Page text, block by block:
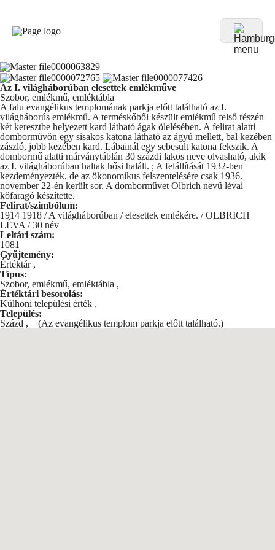
Az I. világháborúban elesettek emlékműve
Szobor, emlékmű, emléktábla
A falu evangélikus templomának parkja előtt található az I.
világháborús emlékmű. A terméskőből készült emlékmű felső részén
két keresztbe helyezett kard látható ágak ölelésében. A felirat alatti
domborművön egy sisakos katona látható az ágyú mellett, bal kezében
zászló, jobb kezében kard. Lábainál egy sebesült katona fekszik. A
dombormű alatti márványtáblán 30 százdi lakos neve olvasható, akik
az I. világháborúban haltak hősi halált. ; A felállítását 1932-ben
kezdeményezték, de az ökonomikus felszentelésére csak 1936.
november 22-én került sor. A domborművet Olbrich nevű lévai
kőfaragó készítette.
Felirat/szimbólum:
1914 1918 / A világháborúban / elesettek emlékére. / OLBRICH
LÉVA / 30 név
Leltári szám:
1081
Gyűjtemény:
Értéktár ,
Típus:
Szobor, emlékmű, emléktábla ,
Értéktári besorolás:
Külhoni települési érték ,
Település:
Százd , (Az evangélikus templom parkja előtt található.)